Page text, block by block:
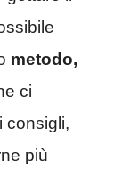
metodo,
ci
consigli,
più